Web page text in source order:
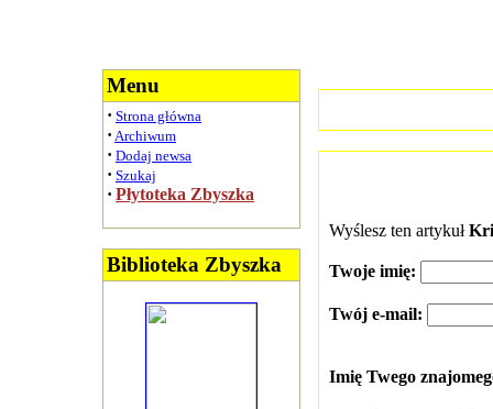
Menu
· Strona główna
· Archiwum
· Dodaj newsa
· Szukaj
· Płytoteka Zbyszka
Biblioteka Zbyszka
Wyślesz ten artykuł
Twoje imię:
Twój e-mail:
Imię Twego